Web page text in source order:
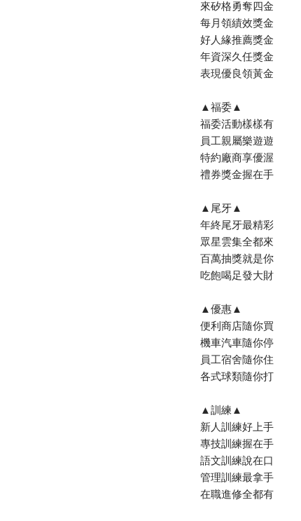
來矽格勇奪四金
每月領績效獎金
好人緣推薦獎金
年資深久任獎金
表現優良領黃金
▲福委▲
福委活動樣樣有
員工親屬樂遊遊
特約廠商享優渥
禮券獎金握在手
▲尾牙▲
年終尾牙最精彩
眾星雲集全都來
百萬抽獎就是你
吃飽喝足發大財
▲優惠▲
便利商店隨你買
機車汽車隨你停
員工宿舍隨你住
各式球類隨你打
▲訓練▲
新人訓練好上手
專技訓練握在手
語文訓練說在口
管理訓練最拿手
在職進修全都有